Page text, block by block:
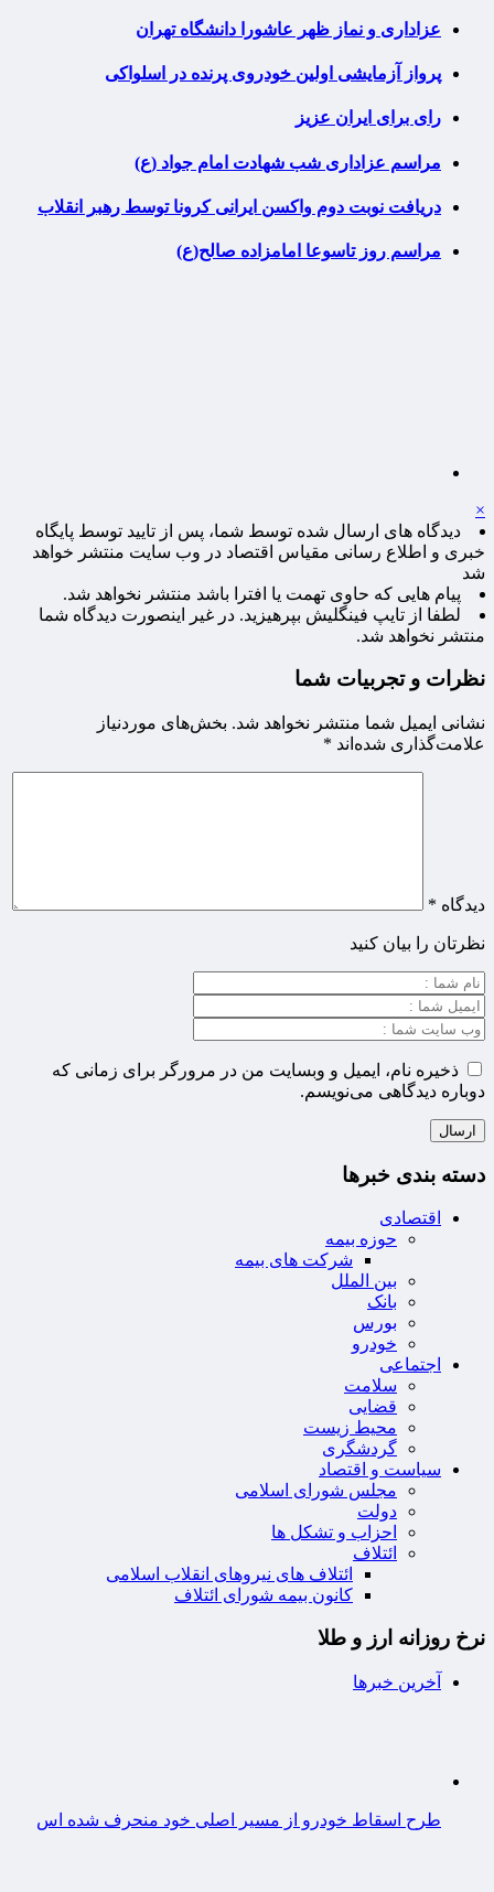
عزاداری و نماز ظهر عاشورا دانشگاه تهران
پرواز آزمایشی اولین خودروی پرنده در اسلواکی
رای برای ایران عزیز
مراسم عزاداری شب شهادت امام جواد (ع)
دریافت نوبت دوم واکسن ایرانی کرونا توسط رهبر انقلاب
مراسم روز تاسوعا امامزاده صالح(ع)
×
دیدگاه های ارسال شده توسط شما، پس از تایید توسط پایگاه
خبری و اطلاع رسانی مقیاس اقتصاد در وب سایت منتشر خواهد
شد
پیام هایی که حاوی تهمت یا افترا باشد منتشر نخواهد شد.
لطفا از تایپ فینگلیش بپرهیزید. در غیر اینصورت دیدگاه شما
منتشر نخواهد شد.
نظرات و تجربیات شما
نشانی ایمیل شما منتشر نخواهد شد. بخش‌های موردنیاز
علامت‌گذاری شده‌اند *
دیدگاه *
نظرتان را بیان کنید
ذخیره نام، ایمیل و وبسایت من در مرورگر برای زمانی که
دوباره دیدگاهی می‌نویسم.
دسته بندی خبرها
اقتصادی
حوزه بیمه
شرکت های بیمه
بین الملل
بانک
بورس
خودرو
اجتماعی
سلامت
قضایی
محیط زیست
گردشگری
سیاست و اقتصاد
مجلس شورای اسلامی
دولت
احزاب و تشکل ها
ائتلاف
ائتلاف های نیروهای انقلاب اسلامی
کانون بیمه شورای ائتلاف
نرخ روزانه ارز و طلا
آخرین خبرها
طرح اسقاط خودرو از مسیر اصلی خود منحرف شده اس